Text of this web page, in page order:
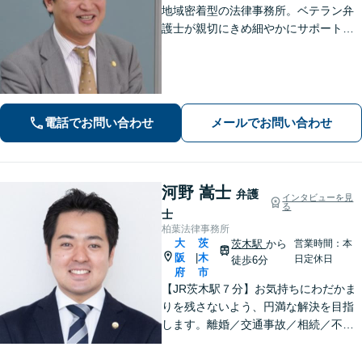
地域密着型の法律事務所。ベテラン弁
護士が親切にきめ細やかにサポートし
電話でお問い合わせ メールでお問い合わせ
河野 嵩士 弁護
士
インタビューを見
る
柏葉法律事務所
大
阪
府
茨
木
市
茨木駅から
徒歩6分
営業時間：本
日定休日
【JR茨木駅７分】お気持ちにわだかま
りを残さないよう、円満な解決を目指
します。離婚／交通事故／相続／不動